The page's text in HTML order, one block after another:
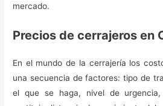
mercado.
Precios de cerrajeros en
En el mundo de la cerrajería los
una secuencia de factores: tipo de
el que se haga, nivel de